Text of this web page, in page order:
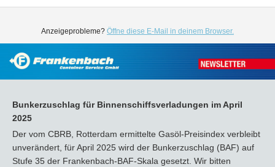
Anzeigeprobleme? Öffne diese E-Mail in deinem Browser.
Bunkerzuschlag für Binnenschiffsverladungen im April
2025
Der vom CBRB, Rotterdam ermittelte Gasöl-Preisindex verbleibt
unverändert, für April 2025 wird der Bunkerzuschlag (BAF) auf
Stufe 35 der Frankenbach-BAF-Skala gesetzt. Wir bitten